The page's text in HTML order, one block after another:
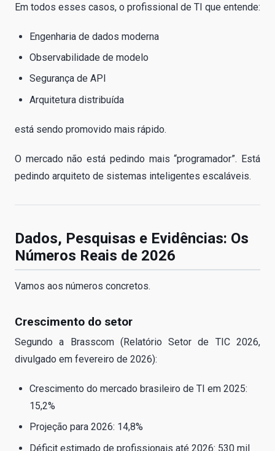
Em todos esses casos, o profissional de TI que entende:
Engenharia de dados moderna
Observabilidade de modelo
Segurança de API
Arquitetura distribuída
está sendo promovido mais rápido.
O mercado não está pedindo mais “programador”. Está
pedindo arquiteto de sistemas inteligentes escaláveis.
Dados, Pesquisas e Evidências: Os
Números Reais de 2026
Vamos aos números concretos.
Crescimento do setor
Segundo a Brasscom (Relatório Setor de TIC 2026,
divulgado em fevereiro de 2026):
Crescimento do mercado brasileiro de TI em 2025:
15,2%
Projeção para 2026: 14,8%
Déficit estimado de profissionais até 2026: 530 mil